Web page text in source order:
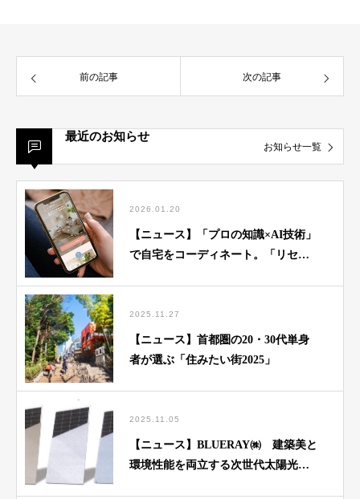
前の記事 次の記事
最近のお知らせ
お知らせ一覧
2026.01.20
【ニュース】「プロの知識×AI技術」
で自宅をコーディネート。「リセノ
2025.11.27
【ニュース】首都圏の20・30代単身
者が選ぶ「住みたい街2025」
2025.11.05
【ニュース】BLUERAY㈱ 建築美と
環境性能を両立する次世代太陽光パ